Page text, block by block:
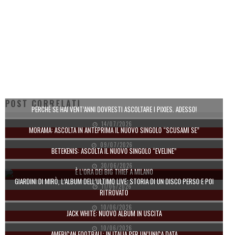
POST CORRELATI
PERCHÉ SE HAI VENT’ANNI DOVRESTI ASCOLTARE I PIXIES. ADESSO!
14/07/2026
MORAMA: ASCOLTA IN ANTEPRIMA IL NUOVO SINGOLO “SCUSAMI SE”
09/07/2026
BETEKENIS: ASCOLTA IL NUOVO SINGOLO “EVELINE”
30/06/2026
È L’ORA DEI BIG THIEF A MILANO
11/06/2026
GIARDINI DI MIRÒ, L’ALBUM DELL’ULTIMO LIVE: STORIA DI UN DISCO PERSO E POI
RITROVATO
10/06/2026
JACK WHITE: NUOVO ALBUM IN USCITA
10/06/2026